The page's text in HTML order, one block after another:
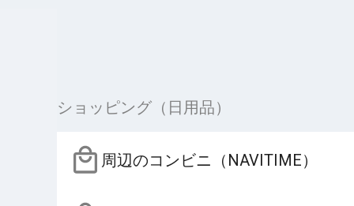
ショッピング（日用品）
周辺のコンビニ（NAVITIME）